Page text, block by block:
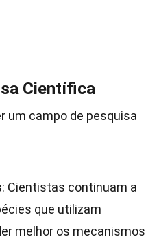
Científica
um campo de pesquisa
: Cientistas continuam a
que utilizam
melhor os mecanismos